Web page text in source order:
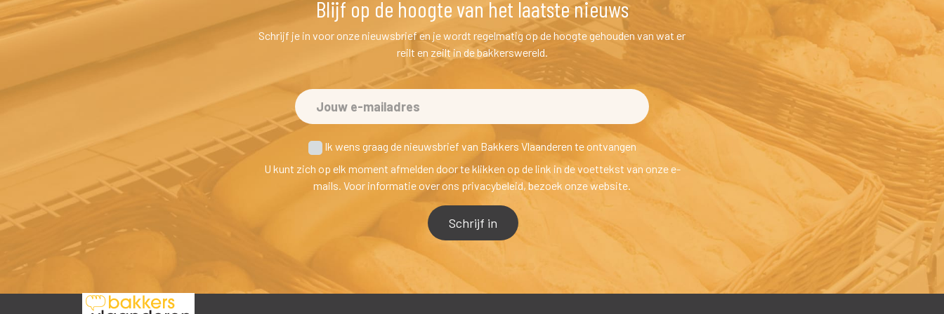
Blijf op de hoogte van het laatste nieuw
Schrijf je in voor onze nieuwsbrief en je wordt regelmatig op de hoogte gehouden van wat er
reilt en zeilt in de bakkerswereld.
Ik wens graag de nieuwsbrief van Bakkers Vlaanderen te ontvangen
U kunt zich op elk moment afmelden door te klikken op de link in de voettekst van onze e-
mails. Voor informatie over ons privacybeleid, bezoek onze website.